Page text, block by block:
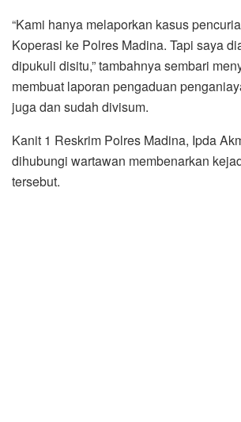
“Kami hanya melaporkan kasus
Koperasi ke Polres Madina. Tapi saya
dipukuli disitu,” tambahnya sembari
membuat laporan pengaduan
juga dan sudah divisum.
Kanit 1 Reskrim Polres Madina, Ipda
dihubungi wartawan membenarkan
tersebut.